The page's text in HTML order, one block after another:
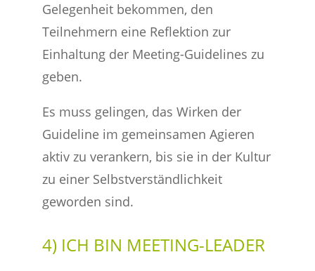
Gelegenheit bekommen, den
Teilnehmern eine Reflektion zur
Einhaltung der Meeting-Guidelines zu
geben.
Es muss gelingen, das Wirken der
Guideline im gemeinsamen Agieren
aktiv zu verankern, bis sie in der Kultur
zu einer Selbstverständlichkeit
geworden sind.
4) ICH BIN MEETING-LEADER